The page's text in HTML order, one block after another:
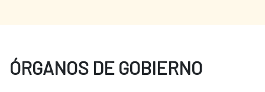
ÓRGANOS DE GOBIERNO